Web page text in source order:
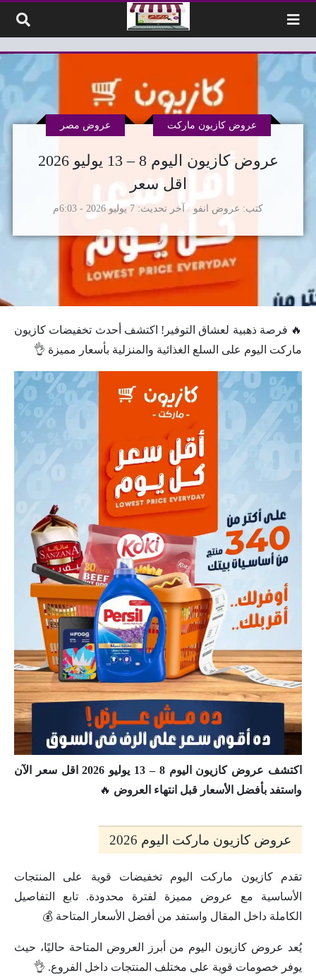
عروض كازيون اليوم 8 – 13 يوليو 2026
اقل سعر
كتب عروض انفو
عروض كازيون ماركت عروض مصر
آخر تحديث 7 يوليو 2026 - 6:03م
🔥 فرصة ذهبية لعشاق التوفير! اكتشف أحدث تخفيضات كازيون
ماركت اليوم على السلع الغذائية والمنزلية بأسعار مميزة 👌
اكتشف عروض كازيون اليوم 8 – 13 يوليو 2026 اقل سعر الآن
واستفد بأفضل الأسعار قبل انتهاء العروض 🔥
عروض كازيون ماركت اليوم 2026
تقدم كازيون ماركت اليوم تخفيضات قوية على المنتجات
الأساسية مع عروض مميزة لفترة محدودة. تابع التفاصيل
الكاملة داخل المقال واستفد من أفضل الأسعار المتاحة 💰
يُعد عروض كازيون اليوم من أبرز العروض المتاحة حاليًا، حيث
يوفر خصومات قوية على مختلف المنتجات داخل الفروع. 👌